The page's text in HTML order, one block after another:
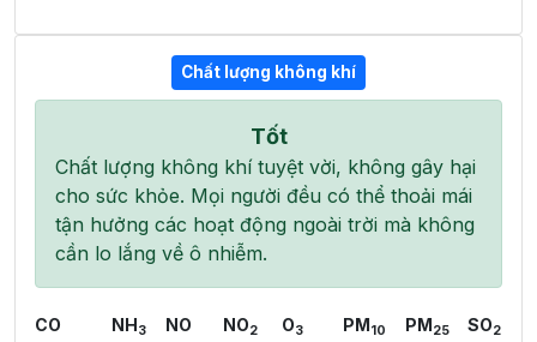
Chất lượng không khí
Tốt
Chất lượng không khí tuyệt vời, không gây hại
cho sức khỏe. Mọi người đều có thể thoải mái
tận hưởng các hoạt động ngoài trời mà không
cần lo lắng về ô nhiễm.
CO
NH 3
NO
NO2 O3 PM 10 PM 25 SO2